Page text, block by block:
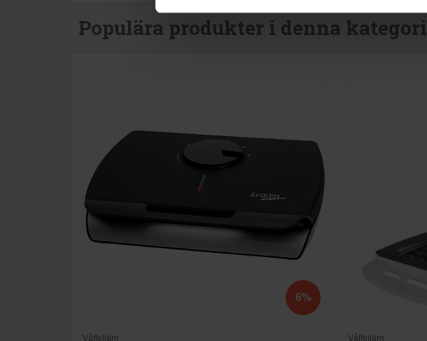
Populära produkter i denna kategori
6%
Våffeljärn Våffeljärn